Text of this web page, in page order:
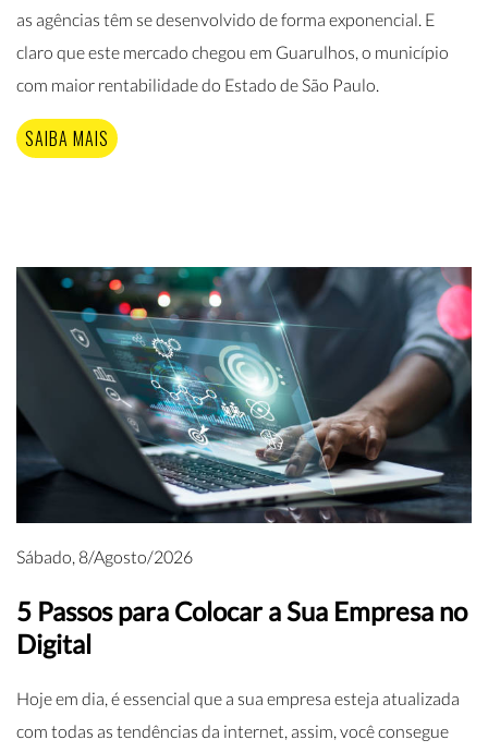
as agências têm se desenvolvido de forma exponencial. E
claro que este mercado chegou em Guarulhos, o município
com maior rentabilidade do Estado de São Paulo.
SAIBA MAIS
Sábado, 8/Agosto/2026
5 Passos para Colocar a Sua Empresa no
Digital
Hoje em dia, é essencial que a sua empresa esteja atualizada
com todas as tendências da internet, assim, você consegue